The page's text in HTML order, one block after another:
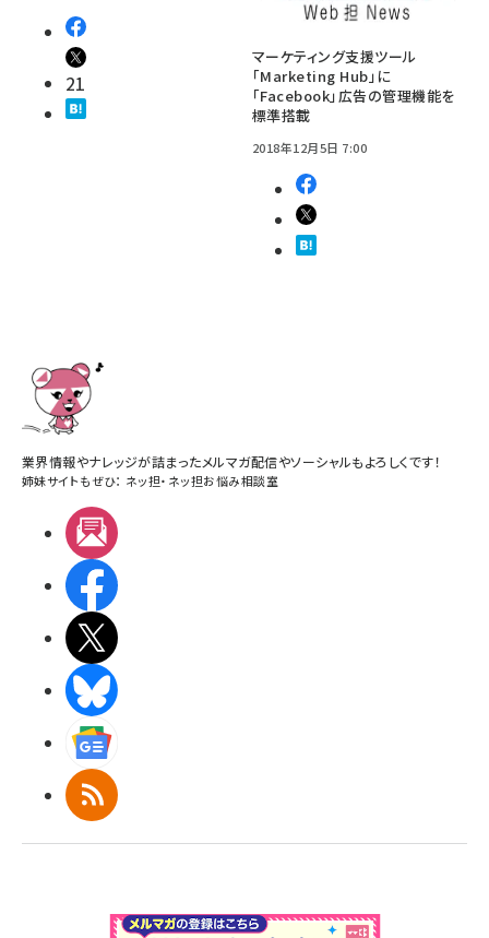
21
マーケティング支援ツール
「Marketing Hub」に
「Facebook」広告の管理機能を
標準搭載
2018年12月5日 7:00
業界情報やナレッジが詰まったメルマガ配信やソーシャルもよろしくです！
姉妹サイトもぜひ： ネッ担・ ネッ担お悩み相談室
RSS